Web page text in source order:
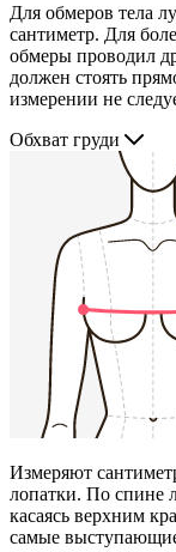
Для обмеров тела
сантиметр. Для
обмеры проводил
должен стоять
измерении не
Обхват груди
Измеряют
лопатки. По спине
касаясь верхним
самые